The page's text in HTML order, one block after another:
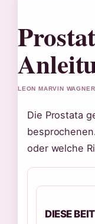
LEON MARVIN
Die Prostata
oder welche
DIESE